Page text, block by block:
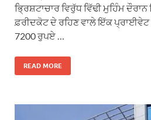
ਭ੍ਰਿਸ਼ਟਾਚਾਰ ਵਿਰੁੱਧ ਵਿੱਢੀ ਮੁਹਿੰਮ
ਫ਼ਰੀਦਕੋਟ ਦੇ ਰਹਿਣ ਵਾਲੇ ਇੱਕ ਪ੍ਰਾਈਵੇਟ
7200 ਰੁਪਏ …
READ MORE